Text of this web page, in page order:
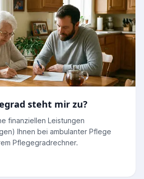
steht mir zu?
finanziellen Leistungen
Ihnen bei ambulanter Pflege
Pflegegradrechner.